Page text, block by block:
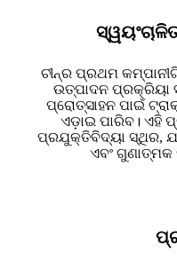
ଚୀନ୍‌ର ପ୍ରଥମ
ଉତ୍ପାଦନ ପ୍ରକ୍ରିୟା
ପ୍ରୋତ୍ସାହନ ପାଇଁ
ଏଡ଼ାଇ ପାରିବ। ଏହି
ପ୍ରଯୁକ୍ତିବିଦ୍ୟା ସ୍ଥିର,
ଏବଂ